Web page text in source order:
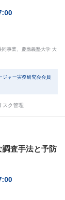
同事業、慶應義塾大学 大
ャー実務研究会会員
スク管理
査手法と予防